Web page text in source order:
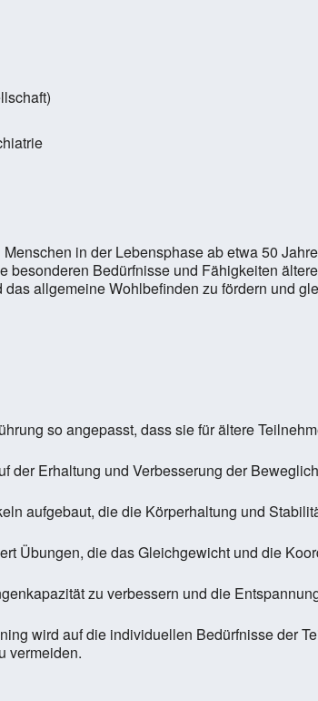
in der Lebensphase ab etwa 50
Bedürfnisse und Fähigkeiten
allgemeine Wohlbefinden zu fördern und
so angepasst, dass sie für ältere
der Erhaltung und Verbesserung der
aufgebaut, die die Körperhaltung und
Übungen, die das Gleichgewicht und die
zu verbessern und die
wird auf die individuellen Bedürfnisse der
vermeiden.